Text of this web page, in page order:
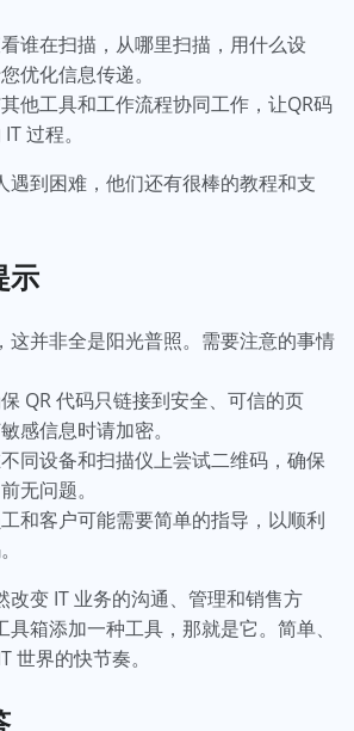
谁在扫描，从哪里扫描，用什么设
优化信息传递。
他工具和工作流程协同工作，让QR码
过程。
遇到困难，他们还有很棒的教程和支
示
这并非全是阳光普照。需要注意的事情
QR 代码只链接到安全、可信的页
感信息时请加密。
同设备和扫描仪上尝试二维码，确保
无问题。
和客户可能需要简单的指导，以顺利
改变 IT 业务的沟通、管理和销售方
箱添加一种工具，那就是它。简单、
世界的快节奏。